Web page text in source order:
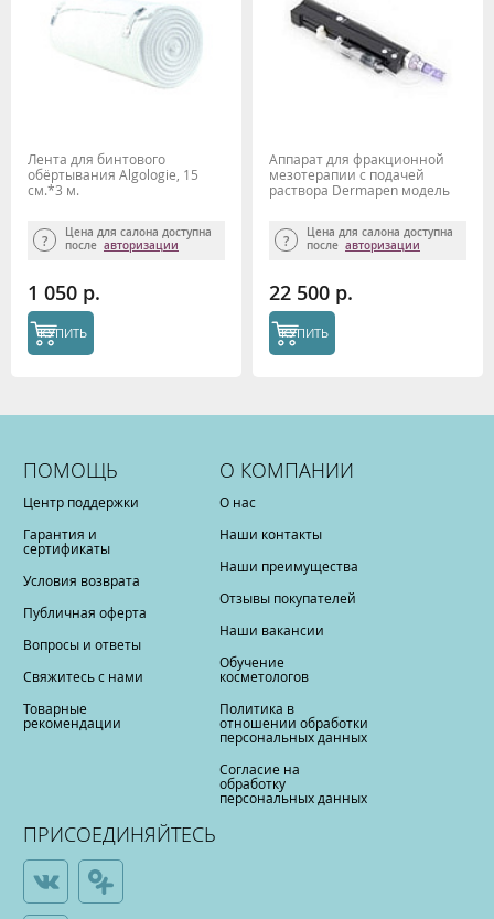
Лента для бинтового
обёртывания Algologie, 15
см.*3 м.
Цена для салона доступна
после авторизации
1 050 р.
КУПИТЬ
Аппарат для фракционной
мезотерапии с подачей
раствора Dermapen модель
Цена для салона доступна
после авторизации
22 500 р.
КУПИТЬ
ПОМОЩЬ
Центр поддержки
Гарантия и
сертификаты
Условия возврата
Публичная оферта
Вопросы и ответы
Свяжитесь с нами
Товарные
рекомендации
О КОМПАНИИ
О нас
Наши контакты
Наши преимущества
Отзывы покупателей
Наши вакансии
Обучение
косметологов
Политика в
отношении обработки
персональных данных
Согласие на
обработку
персональных данных
ПРИСОЕДИНЯЙТЕСЬ